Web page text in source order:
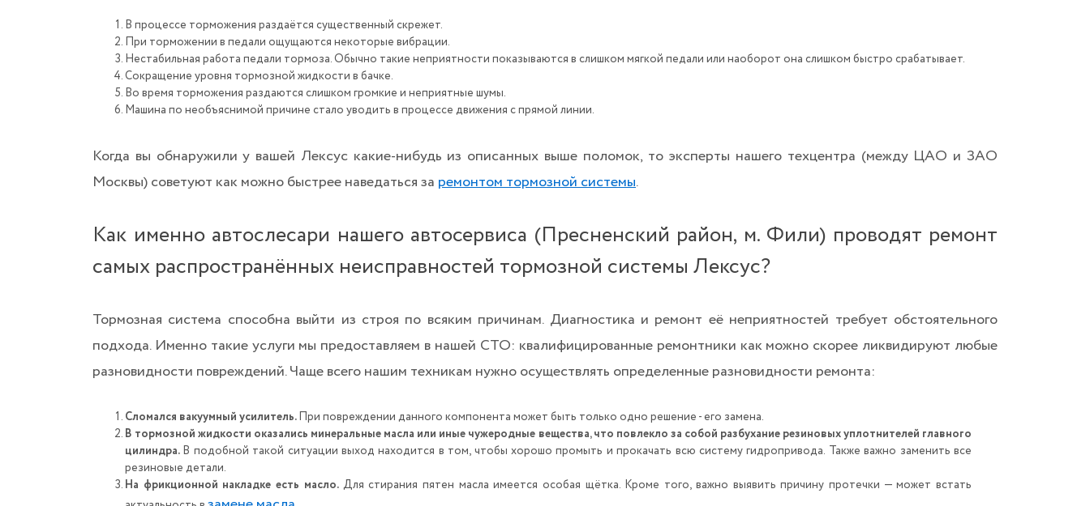
В процессе торможения раздаётся существенный скрежет.
При торможении в педали ощущаются некоторые вибрации.
Нестабильная работа педали тормоза. Обычно такие неприятности показываются в слишком мягкой педали или наоборот она слишком быстро срабатывает.
Сокращение уровня тормозной жидкости в бачке.
Во время торможения раздаются слишком громкие и неприятные шумы.
Машина по необъяснимой причине стало уводить в процессе движения с прямой линии.
Когда вы обнаружили у вашей Лексус какие-нибудь из описанных выше поломок, то эксперты нашего техцентра (между ЦАО и ЗАО
Москвы) советуют как можно быстрее наведаться за ремонтом тормозной системы.
Как именно автослесари нашего автосервиса (Пресненский район, м. Фили) проводят ремонт
самых распространённых неисправностей тормозной системы Лексус?
Тормозная система способна выйти из строя по всяким причинам. Диагностика и ремонт её неприятностей требует обстоятельного
подхода. Именно такие услуги мы предоставляем в нашей СТО: квалифицированные ремонтники как можно скорее ликвидируют любые
разновидности повреждений. Чаще всего нашим техникам нужно осуществлять определенные разновидности ремонта:
Сломался вакуумный усилитель.При повреждении данного компонента может быть только одно решение - его замена.
В тормозной жидкости оказались минеральные масла или иные чужеродные вещества, что повлекло за собой разбухание резиновых уплотнителей главного
цилиндра. В подобной такой ситуации выход находится в том, чтобы хорошо промыть и прокачать всю систему гидропривода. Также важно заменить все
резиновые детали.
На фрикционной накладке есть масло. Для стирания пятен масла имеется особая щётка. Кроме того, важно выявить причину протечки — может встать